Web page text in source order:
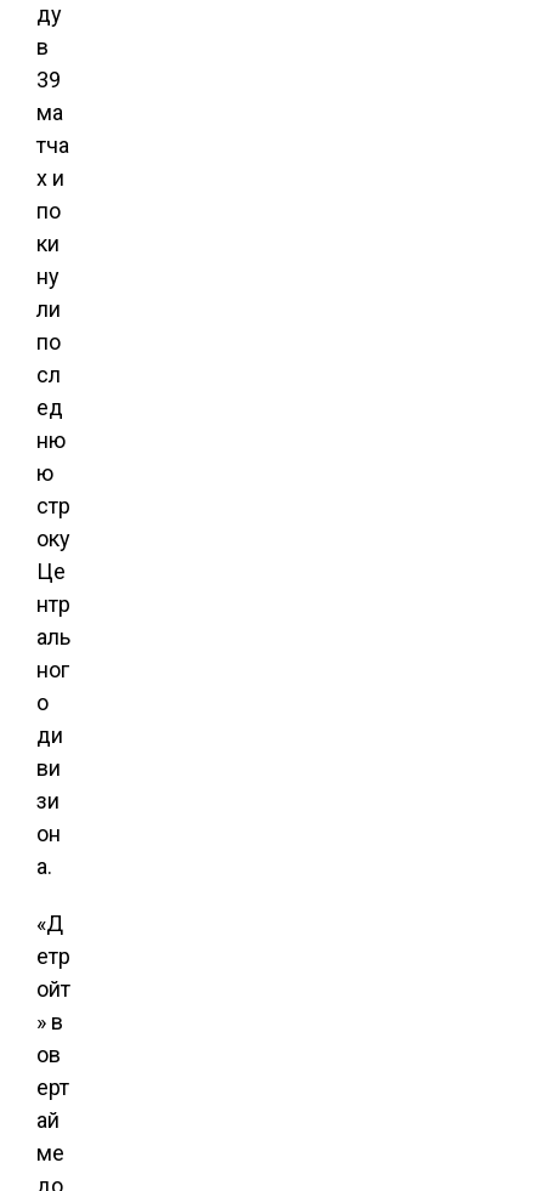
ду
в
39
ма
тча
х и
по
ки
ну
ли
по
сл
ед
ню
ю
стр
оку
Це
нтр
аль
ног
о
ди
ви
зи
он
а.
«Д
етр
ойт
» в
ов
ерт
ай
ме
до